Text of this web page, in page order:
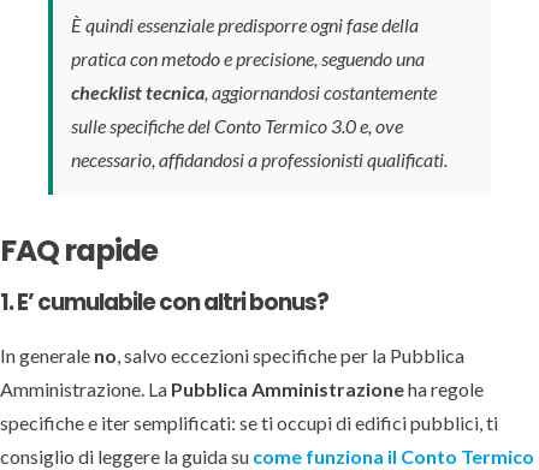
È quindi essenziale predisporre ogni fase della
pratica con metodo e precisione, seguendo una
checklist tecnica, aggiornandosi costantemente
sulle specifiche del Conto Termico 3.0 e, ove
necessario, affidandosi a professionisti qualificati.
FAQ rapide
1. E’ cumulabile con altri bonus?
In generale no, salvo eccezioni specifiche per la Pubblica
Amministrazione. La Pubblica Amministrazioneha regole
specifiche e iter semplificati: se ti occupi di edifici pubblici, ti
consiglio di leggere la guida su come funziona il Conto Termico